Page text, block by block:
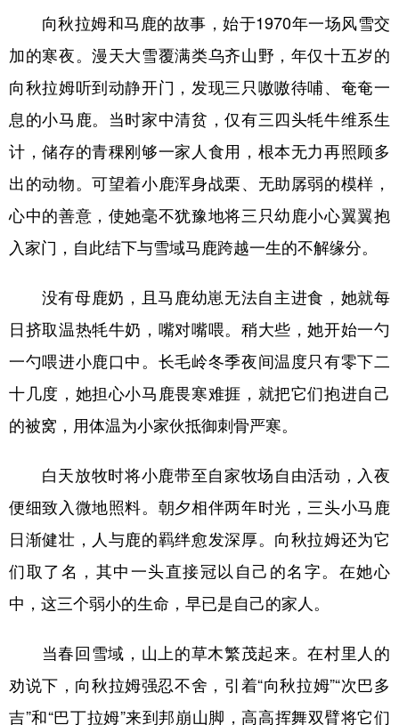
向秋拉姆和马鹿的故事，始于1970年一场风雪交
加的寒夜。漫天大雪覆满类乌齐山野，年仅十五岁的
向秋拉姆听到动静开门，发现三只嗷嗷待哺、奄奄一
息的小马鹿。当时家中清贫，仅有三四头牦牛维系生
计，储存的青稞刚够一家人食用，根本无力再照顾多
出的动物。可望着小鹿浑身战栗、无助孱弱的模样，
心中的善意，使她毫不犹豫地将三只幼鹿小心翼翼抱
入家门，自此结下与雪域马鹿跨越一生的不解缘分。
没有母鹿奶，且马鹿幼崽无法自主进食，她就每
日挤取温热牦牛奶，嘴对嘴喂。稍大些，她开始一勺
一勺喂进小鹿口中。长毛岭冬季夜间温度只有零下二
十几度，她担心小马鹿畏寒难捱，就把它们抱进自己
的被窝，用体温为小家伙抵御刺骨严寒。
白天放牧时将小鹿带至自家牧场自由活动，入夜
便细致入微地照料。朝夕相伴两年时光，三头小马鹿
日渐健壮，人与鹿的羁绊愈发深厚。向秋拉姆还为它
们取了名，其中一头直接冠以自己的名字。在她心
中，这三个弱小的生命，早已是自己的家人。
当春回雪域，山上的草木繁茂起来。在村里人的
劝说下，向秋拉姆强忍不舍，引着“向秋拉姆”“次巴多
吉”和“巴丁拉姆”来到邦崩山脚，高高挥舞双臂将它们